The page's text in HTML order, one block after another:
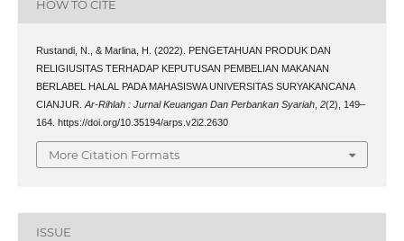
HOW TO CITE
Rustandi, N., & Marlina, H. (2022). PENGETAHUAN PRODUK DAN
RELIGIUSITAS TERHADAP KEPUTUSAN PEMBELIAN MAKANAN
BERLABEL HALAL PADA MAHASISWA UNIVERSITAS SURYAKANCANA
CIANJUR. Ar-Rihlah : Jurnal Keuangan Dan Perbankan Syariah, 2(2), 149–
164. https://doi.org/10.35194/arps.v2i2.2630
More Citation Formats
ISSUE